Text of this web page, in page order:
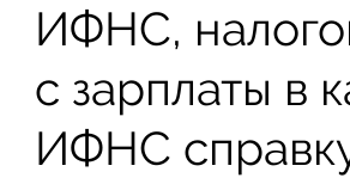
ИФНС,
с зарплаты в
ИФНС